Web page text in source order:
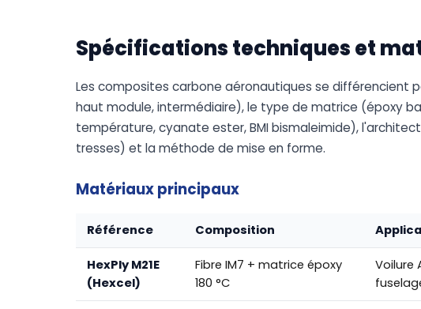
Spécifications techniques et
Les composites carbone aéronautiques se différencient
haut module, intermédiaire), le type de matrice (époxy
température, cyanate ester, BMI bismaleimide),
tresses) et la méthode de mise en forme.
Matériaux principaux
Référence Composition
HexPly M21E
(Hexcel)
Fibre IM7 + matrice époxy
180 °C
Voilure